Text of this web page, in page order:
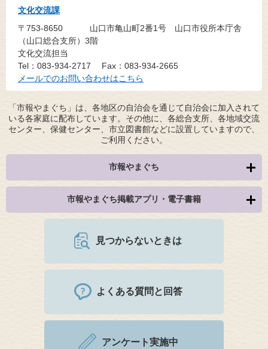
文化交流課
〒753-8650
山口市亀山町2番1号 山口市役所本庁舎
（山口総合支所）3階
文化交流担当
Tel：083-934-2717
Fax：083-934-2665
メールでのお問い合わせはこちら
「市報やまぐち」は、各地区の自治会を通じて自治会に加入されて
いる各家庭に配布しています。その他に、各総合支所、各地域交流
センター、保健センター、市立図書館などに設置していますので、
ご利用ください。
市報やまぐち
市報やまぐち掲載アプリ・電子書籍
見つからないときは
よくある質問と回答
アンケート実施中